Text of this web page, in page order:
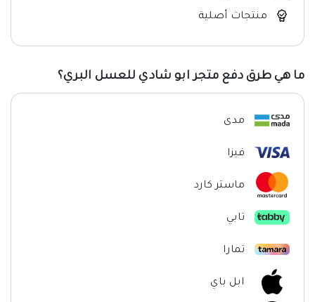
منتجات أصلية
ما هي طرق دفع متجر ابو شادي للعسل البري؟
مدى
فيزا
ماستر كارد
تابي
تمارا
ابل باي